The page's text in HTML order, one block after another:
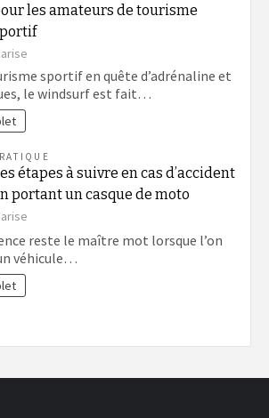
les amateurs de tourisme
sportif en quête d’adrénaline et
le windsurf est fait…
étapes à suivre en cas d’accident
portant un casque de moto
reste le maître mot lorsque l’on
véhicule…